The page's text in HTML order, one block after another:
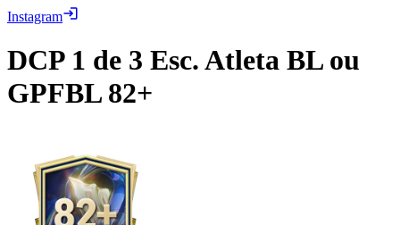
Instagram
DCP 1 de 3 Esc. Atleta BL ou
GPFBL 82+